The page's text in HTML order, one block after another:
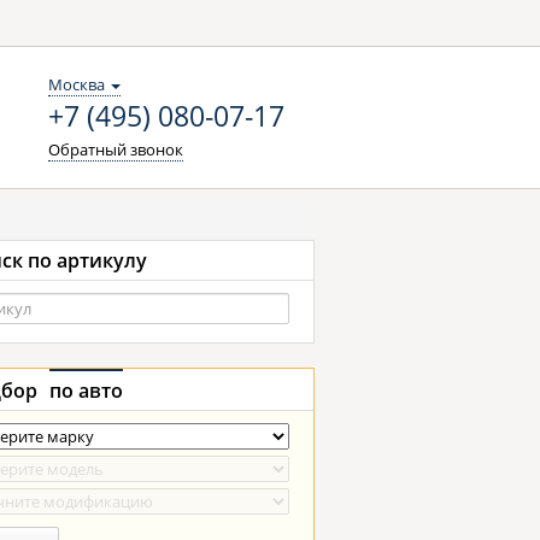
Москва
+7 (495) 080-07-17
Обратный звонок
по артикулу
по авто